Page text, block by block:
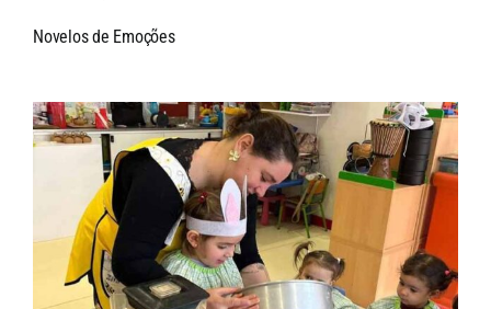
Novelos de Emoções